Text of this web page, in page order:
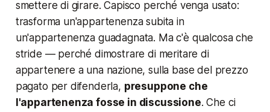
smettere di girare. Capisco perché venga usato:
trasforma un'appartenenza subita in
un'appartenenza guadagnata. Ma c'è qualcosa che
stride — perché dimostrare di meritare di
appartenere a una nazione, sulla base del prezzo
pagato per difenderla, presuppone che
l'appartenenza fosse in discussione. Che ci